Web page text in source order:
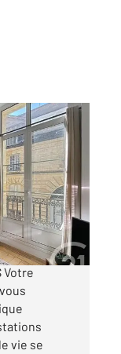
RUE
Votre
vie se